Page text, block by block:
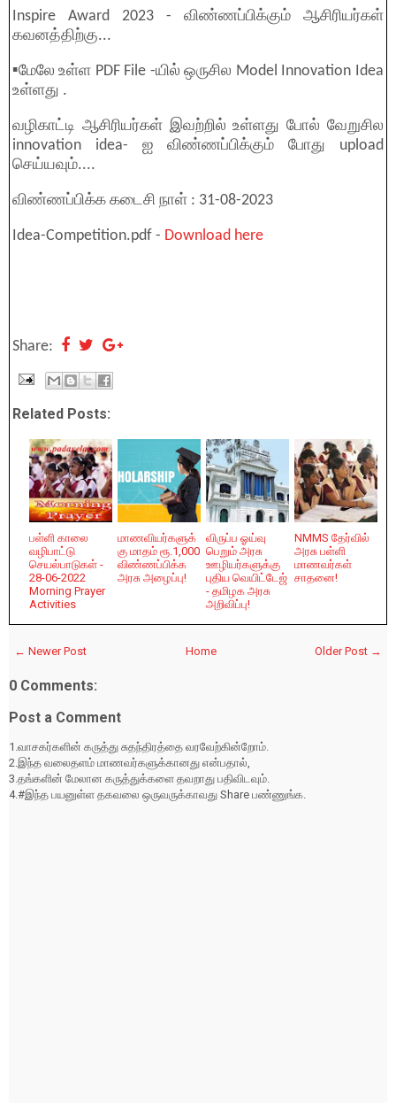
Inspire Award 2023 - விண்ணப்பிக்கும் ஆசிரியர்கள்
கவனத்திற்கு...
▪️மேலே உள்ள PDF File -யில் ஒருசில Model Innovation Idea
உள்ளது .
வழிகாட்டி ஆசிரியர்கள் இவற்றில் உள்ளது போல் வேறுசில
innovation idea- ஐ விண்ணப்பிக்கும் போது upload
செய்யவும்....
விண்ணப்பிக்க கடைசி நாள் : 31-08-2023
Idea-Competition.pdf - Download here
Share:
Related Posts:
பள்ளி காலை
வழிபாட்டு
செயல்பாடுகள் -
28-06-2022
Morning Prayer
Activities
மாணவியர்களுக்
கு மாதம் ரூ.1,000
விண்ணப்பிக்க
அரசு அழைப்பு!
விருப்ப ஓய்வு
பெறும் அரசு
ஊழியர்களுக்கு
புதிய வெயிட்டேஜ்
- தமிழக அரசு
அறிவிப்பு!
NMMS தேர்வில்
அரசு பள்ளி
மாணவர்கள்
சாதனை!
← Newer Post Older Post →
Home
0 Comments:
Post a Comment
1.வாசகர்களின் கருத்து சுதந்திரத்தை வரவேற்கின்றோம்.
2.இந்த வலைதளம் மாணவர்களுக்கானது என்பதால்,
3.தங்களின் மேலான கருத்துக்களை தவறாது பதிவிடவும்.
4.#இந்த பயனுள்ள தகவலை ஒருவருக்காவது Share பண்ணுங்க.